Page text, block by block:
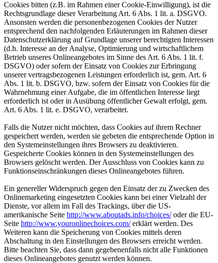
Cookies bitten (z.B. im Rahmen einer Cookie-Einwilligung), ist die
Rechtsgrundlage dieser Verarbeitung Art. 6 Abs. 1 lit. a. DSGVO.
Ansonsten werden die personenbezogenen Cookies der Nutzer
entsprechend den nachfolgenden Erläuterungen im Rahmen dieser
Datenschutzerklärung auf Grundlage unserer berechtigten Interessen
(d.h. Interesse an der Analyse, Optimierung und wirtschaftlichem
Betrieb unseres Onlineangebotes im Sinne des Art. 6 Abs. 1 lit. f.
DSGVO) oder sofern der Einsatz von Cookies zur Erbringung
unserer vertragsbezogenen Leistungen erforderlich ist, gem. Art. 6
Abs. 1 lit. b. DSGVO, bzw. sofern der Einsatz von Cookies für die
Wahrnehmung einer Aufgabe, die im öffentlichen Interesse liegt
erforderlich ist oder in Ausübung öffentlicher Gewalt erfolgt, gem.
Art. 6 Abs. 1 lit. e. DSGVO, verarbeitet.
Falls die Nutzer nicht möchten, dass Cookies auf ihrem Rechner
gespeichert werden, werden sie gebeten die entsprechende Option in
den Systemeinstellungen ihres Browsers zu deaktivieren.
Gespeicherte Cookies können in den Systemeinstellungen des
Browsers gelöscht werden. Der Ausschluss von Cookies kann zu
Funktionseinschränkungen dieses Onlineangebotes führen.
Ein genereller Widerspruch gegen den Einsatz der zu Zwecken des
Onlinemarketing eingesetzten Cookies kann bei einer Vielzahl der
Dienste, vor allem im Fall des Trackings, über die US-
amerikanische Seite http://www.aboutads.info/choices/oder die EU-
Seite http://www.youronlinechoices.com/erklärt werden. Des
Weiteren kann die Speicherung von Cookies mittels deren
Abschaltung in den Einstellungen des Browsers erreicht werden.
Bitte beachten Sie, dass dann gegebenenfalls nicht alle Funktionen
dieses Onlineangebotes genutzt werden können.